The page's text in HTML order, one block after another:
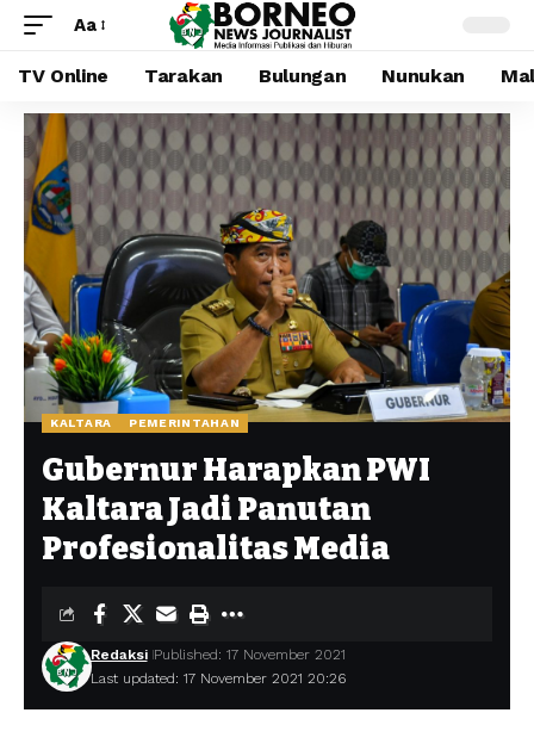
Aa
TV Online Tarakan Bulungan Nunukan
KALTARA PEMERINTAHAN
Gubernur Harapkan PWI
Kaltara Jadi Panutan
Profesionalitas Media
Last updated: 17 November 2021 20:26
Redaksi Published: 17 November 2021